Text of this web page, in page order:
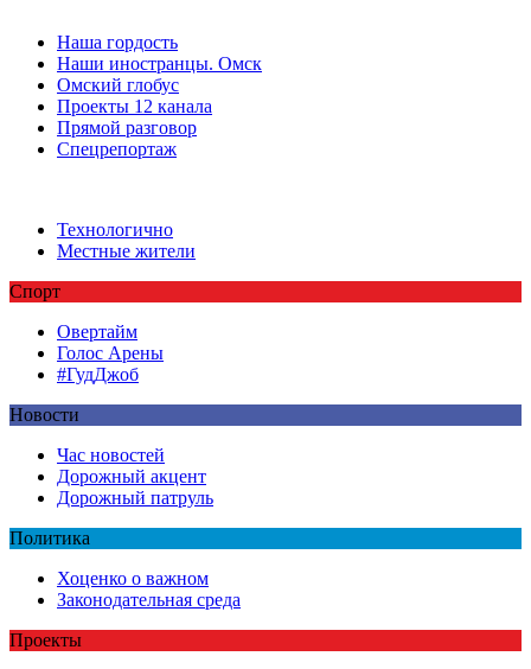
Наша гордость
Наши иностранцы. Омск
Омский глобус
Проекты 12 канала
Прямой разговор
Спецрепортаж
Технологично
Местные жители
Спорт
Овертайм
Голос Арены
#ГудДжоб
Новости
Час новостей
Дорожный акцент
Дорожный патруль
Политика
Хоценко о важном
Законодательная среда
Проекты